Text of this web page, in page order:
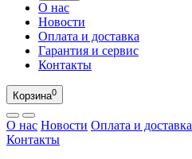
О нас
Новости
Оплата и доставка
Гарантия и сервис
Контакты
Корзина0
О нас Новости Оплата и доставка
Контакты